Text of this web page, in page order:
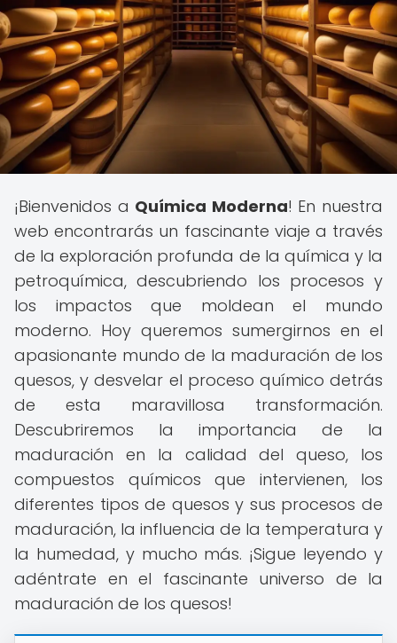
¡Bienvenidos a Química Moderna! En nuestra
web encontrarás un fascinante viaje a través
de la exploración profunda de la química y la
petroquímica, descubriendo los procesos y
los impactos que moldean el mundo
moderno. Hoy queremos sumergirnos en el
apasionante mundo de la maduración de los
quesos, y desvelar el proceso químico detrás
de esta maravillosa transformación.
Descubriremos la importancia de la
maduración en la calidad del queso, los
compuestos químicos que intervienen, los
diferentes tipos de quesos y sus procesos de
maduración, la influencia de la temperatura y
la humedad, y mucho más. ¡Sigue leyendo y
adéntrate en el fascinante universo de la
maduración de los quesos!